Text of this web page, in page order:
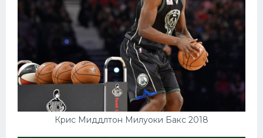
Крис Миддлтон Милуоки Бакс 2018